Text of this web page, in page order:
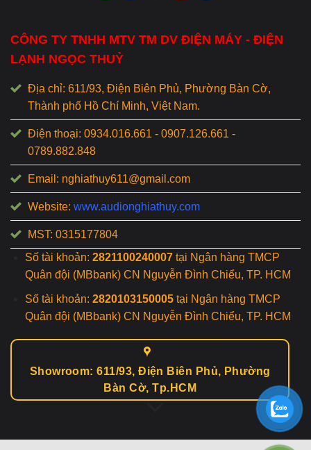
CÔNG TY TNHH MTV TM DV ĐIỆN MÁY - ĐIỆN
LẠNH NGỌC THUỶ
Địa chỉ: 611/93, Điện Biên Phủ, Phường Bàn Cờ,
Thành phố Hồ Chí Minh, Việt Nam.
Điện thoại: 0934.016.661 - 0907.126.661 -
0789.882.848
Email: nghiathuy611@gmail.com
Website: www.audionghiathuy.com
MST: 0315177804
Số tài khoản: 2821100240007tại Ngân hàng TMCP
Quân đội (MBbank) CN Nguyễn Đình Chiểu, TP. HCM
Số tài khoản: 2820103150005tại Ngân hàng TMCP
Quân đội (MBbank) CN Nguyễn Đình Chiểu, TP. HCM
Showroom: 611/93, Điện Biên Phủ, Phường
Bàn Cờ, Tp.HCM